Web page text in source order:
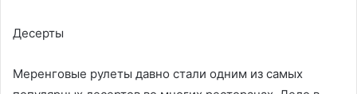
Десерты
Меренговые рулеты давно стали одним из самых